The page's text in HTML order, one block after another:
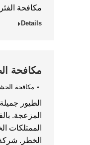
مكافحة
Details
مكافحة
مكافحة
الطيور
المزعجة.
الممتلكات
الخطر.